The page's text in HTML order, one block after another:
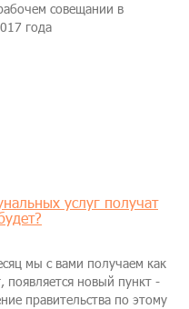
совещании в
года
услуг получат
мы с вами получаем как
появляется новый пункт -
правительства по этому